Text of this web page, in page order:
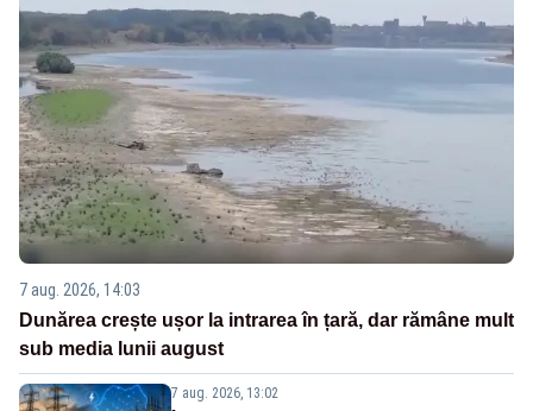
7 aug. 2026, 14:03
Dunărea crește ușor la intrarea în țară, dar rămâne mult
sub media lunii august
7 aug. 2026, 13:02